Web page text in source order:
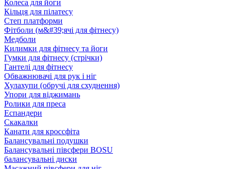
Колеса для йоги
Кільця для пілатесу
Степ платформи
Фітболи (м&#39;ячі для фітнесу)
Медболи
Килимки для фітнесу та йоги
Гумки для фітнесу (стрічки)
Гантелі для фітнесу
Обважнювачі для рук і ніг
Хулахупи (обручі для схуднення)
Упори для віджимань
Ролики для преса
Еспандери
Скакалки
Канати для кроссфіта
Балансувальні подушки
Балансувальні півсфери BOSU
балансувальні диски